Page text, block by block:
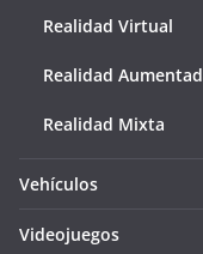
Realidad Virtual
Realidad
Realidad Mixta
Vehículos
Videojuegos